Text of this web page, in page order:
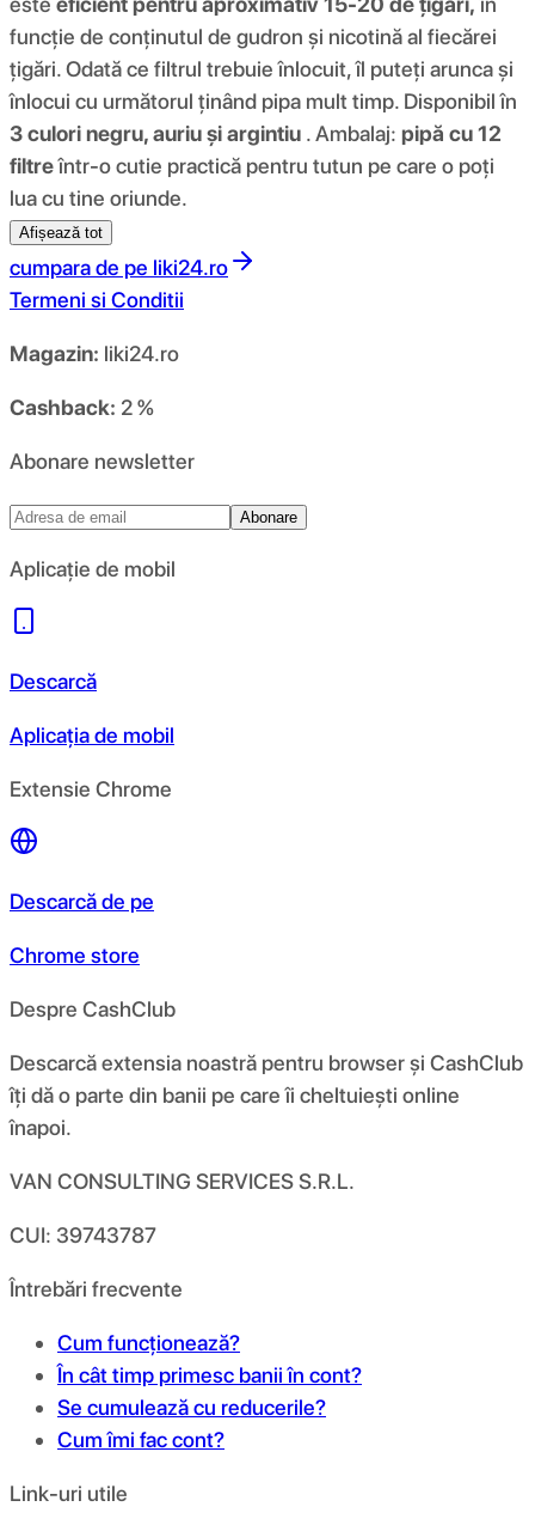
funcție de conținutul de gudron și nicotină al fiecărei
țigări. Odată ce filtrul trebuie înlocuit, îl puteți arunca și
înlocui cu următorul ținând pipa mult timp. Disponibil în
3 culori negru, auriu și argintiu . Ambalaj: pipă cu 12
filtreîntr-o cutie practică pentru tutun pe care o poți
lua cu tine oriunde.
Afișează tot
cumpara de pe liki24.ro
Termeni si Conditii
Magazin: liki24.ro
Cashback: 2 %
Abonare newsletter
Abonare
Aplicație de mobil
Descarcă
Aplicația de mobil
Extensie Chrome
Descarcă de pe
Chrome store
Despre CashClub
Descarcă extensia noastră pentru browser și CashClub
îți dă o parte din banii pe care îi cheltuiești online
înapoi.
VAN CONSULTING SERVICES S.R.L.
CUI: 39743787
Întrebări frecvente
Cum funcționează?
În cât timp primesc banii în cont?
Se cumulează cu reducerile?
Cum îmi fac cont?
Link-uri utile